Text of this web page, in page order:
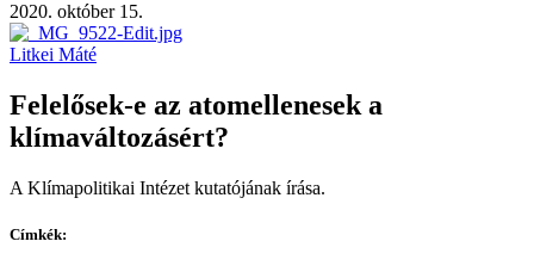
2020. október 15.
Litkei Máté
Felelősek-e az atomellenesek a
klímaváltozásért?
A Klímapolitikai Intézet kutatójának írása.
Címkék: